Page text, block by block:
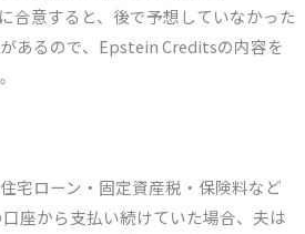
意すると、後で予想していなかった
あるので、Epstein Creditsの内容を
宅ローン・固定資産税・保険料など
座から支払い続けていた場合、夫は